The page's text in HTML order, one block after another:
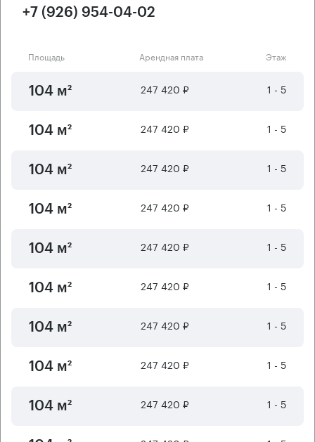
+7 (926) 954-04-02
Площадь Арендная плата Этаж
104 м² 247 420 ₽ 1 - 5
104 м² 247 420 ₽ 1 - 5
104 м² 247 420 ₽ 1 - 5
104 м² 247 420 ₽ 1 - 5
104 м² 247 420 ₽ 1 - 5
104 м² 247 420 ₽ 1 - 5
104 м² 247 420 ₽ 1 - 5
104 м² 247 420 ₽ 1 - 5
104 м² 247 420 ₽ 1 - 5